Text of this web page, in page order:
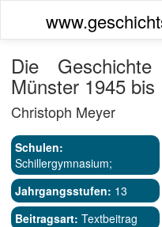
Die
Münster 1945 bis
Christoph Meyer
Schulen:
Schillergymnasium;
Jahrgangsstufen: 13
Beitragsart: Textbeitrag